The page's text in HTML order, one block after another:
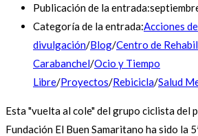
Publicación de la entrada:
Categoría de la entrada:Acciones de
divulgación/Blog/Centro de
Carabanchel/Ocio y Tiempo
Libre/Proyectos/Rebicicla/Salud
Esta "vuelta al cole" del grupo ciclista del
Fundación El Buen Samaritano ha sido la